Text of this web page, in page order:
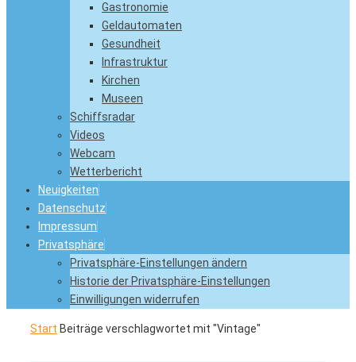
Gastronomie
Geldautomaten
Gesundheit
Infrastruktur
Kirchen
Museen
Schiffsradar
Videos
Webcam
Wetterbericht
Neuigkeiten
Datenschutz
Impressum
Privatsphäre
Privatsphäre-Einstellungen ändern
Historie der Privatsphäre-Einstellungen
Einwilligungen widerrufen
Start Beiträge verschlagwortet mit "Vintage"